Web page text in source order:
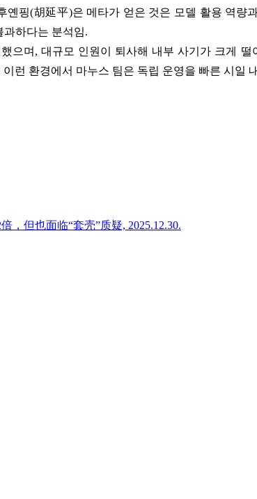
핑(胡延平)은 메타가 얻은 것은 모델 활용 역량
하다는 분석임.
으며, 대규모 인원이 퇴사해 내부 사기가 크게 떨
런 환경에서 마누스 팀은 독립 운영을 빠른 시일
但也面临“套壳”质疑, 2025.12.30.